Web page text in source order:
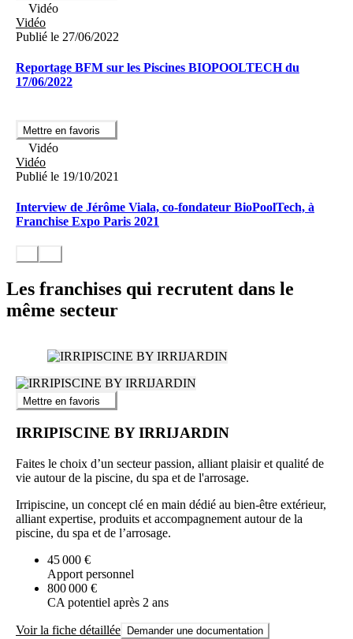
Vidéo
Vidéo
Publié le 27/06/2022
Reportage BFM sur les Piscines BIOPOOLTECH du
17/06/2022
Mettre en favoris
Vidéo
Vidéo
Publié le 19/10/2021
Interview de Jérôme Viala, co-fondateur BioPoolTech, à
Franchise Expo Paris 2021
Les franchises qui recrutent dans le
même secteur
Mettre en favoris
IRRIPISCINE BY IRRIJARDIN
Faites le choix d’un secteur passion, alliant plaisir et qualité de
vie autour de la piscine, du spa et de l'arrosage.
Irripiscine, un concept clé en main dédié au bien-être extérieur,
alliant expertise, produits et accompagnement autour de la
piscine, du spa et de l’arrosage.
45 000 €
Apport personnel
800 000 €
CA potentiel après 2 ans
Voir la fiche détaillée Demander une documentation